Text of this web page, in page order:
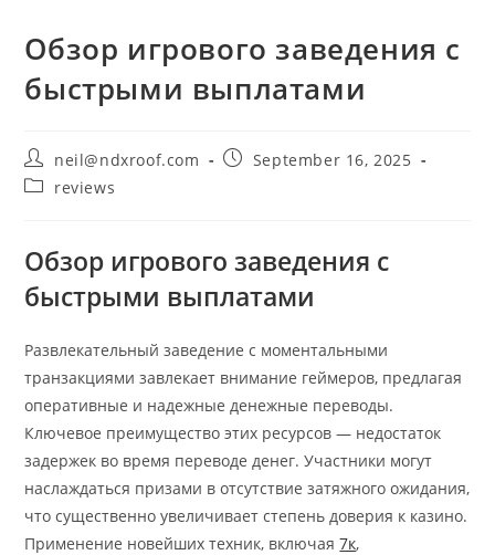
Обзор игрового заведения с
быстрыми выплатами
Post
author:
neil@ndxroof.com
PostSeptember 16, 2025
Postreviews
Обзор игрового заведения с
быстрыми выплатами
Развлекательный заведение с моментальными
транзакциями завлекает внимание геймеров, предлагая
оперативные и надежные денежные переводы.
Ключевое преимущество этих ресурсов — недостаток
задержек во время переводе денег. Участники могут
наслаждаться призами в отсутствие затяжного ожидания,
что существенно увеличивает степень доверия к казино.
Применение новейших техник, включая7к,